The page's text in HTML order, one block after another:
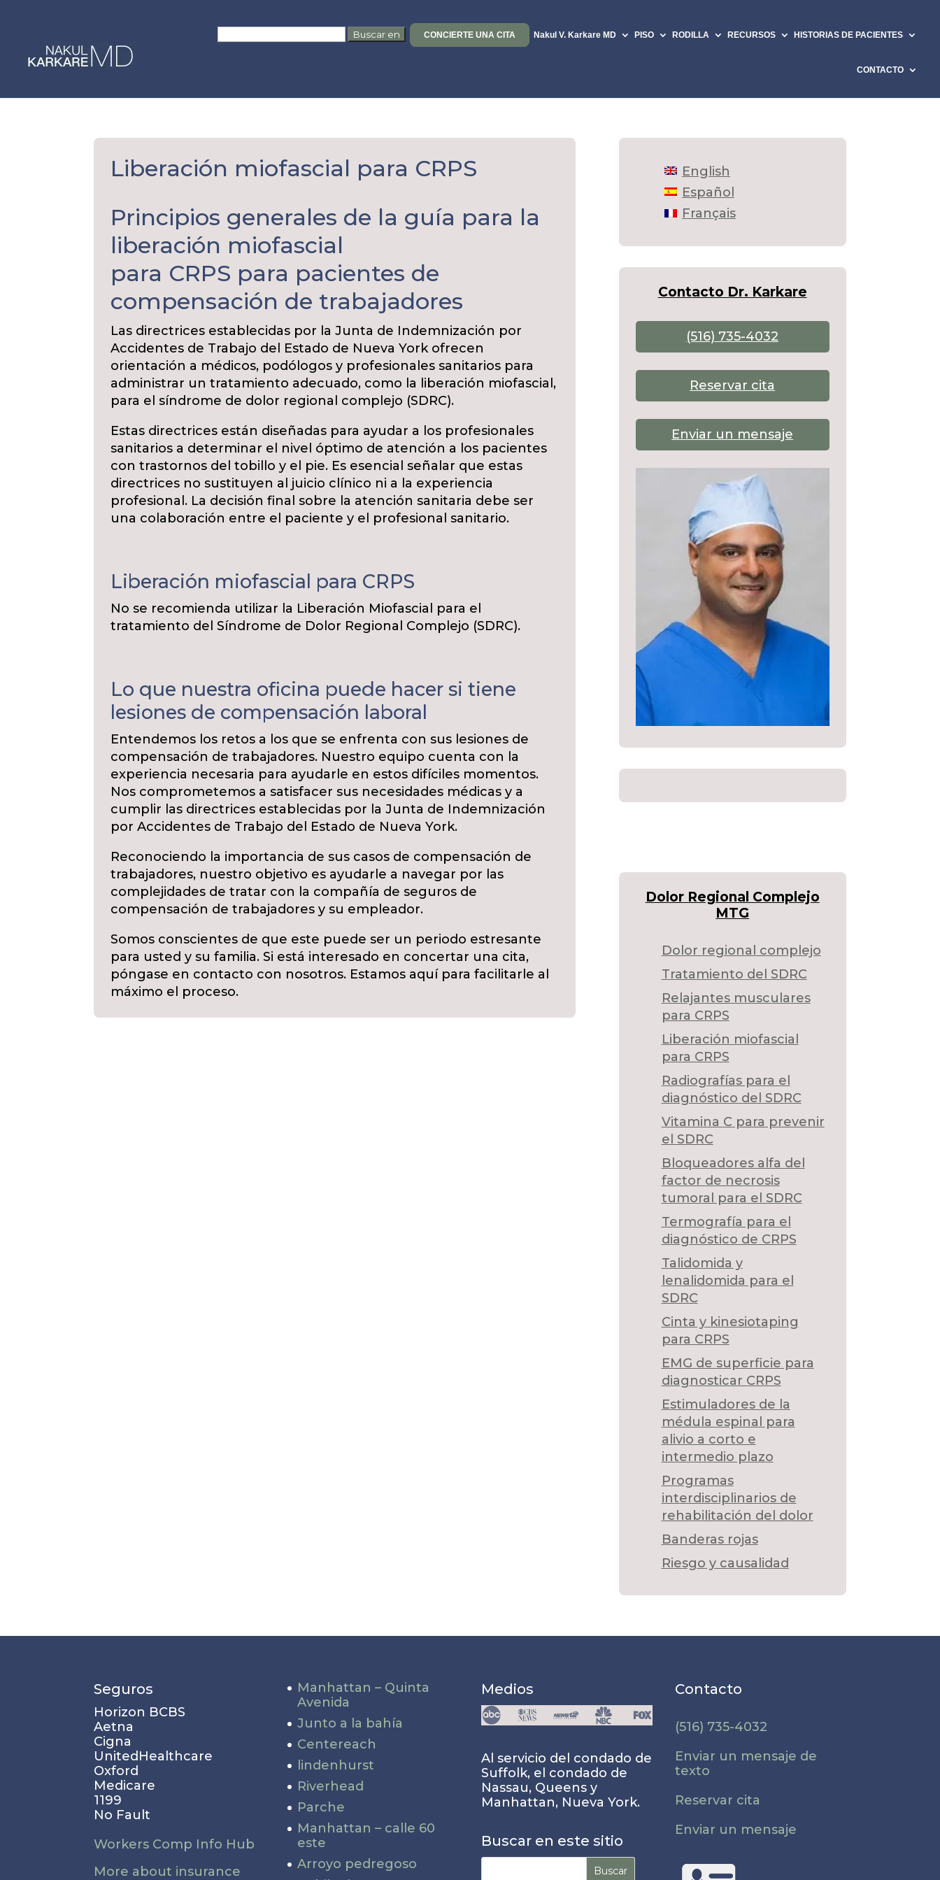
for:
CONCIERTE UNA CITA Nakul V. Karkare MD PISO RODILLA RECURSOS HISTORIAS DE PACIENTES
CONTACTO
Liberación miofascial para CRPS
Principios generales de la guía para la
liberación miofascial
para CRPS para pacientes de
compensación de trabajadores
Las directrices establecidas por la Junta de Indemnización por
Accidentes de Trabajo del Estado de Nueva York ofrecen
orientación a médicos, podólogos y profesionales sanitarios para
administrar un tratamiento adecuado, como la liberación miofascial,
para el síndrome de dolor regional complejo (SDRC).
Estas directrices están diseñadas para ayudar a los profesionales
sanitarios a determinar el nivel óptimo de atención a los pacientes
con trastornos del tobillo y el pie. Es esencial señalar que estas
directrices no sustituyen al juicio clínico ni a la experiencia
profesional. La decisión final sobre la atención sanitaria debe ser
una colaboración entre el paciente y el profesional sanitario.
Liberación miofascial para CRPS
No se recomienda utilizar la Liberación Miofascial para el
tratamiento del Síndrome de Dolor Regional Complejo (SDRC).
Lo que nuestra oficina puede hacer si tiene
lesiones de compensación laboral
Entendemos los retos a los que se enfrenta con sus lesiones de
compensación de trabajadores. Nuestro equipo cuenta con la
experiencia necesaria para ayudarle en estos difíciles momentos.
Nos comprometemos a satisfacer sus necesidades médicas y a
cumplir las directrices establecidas por la Junta de Indemnización
por Accidentes de Trabajo del Estado de Nueva York.
Reconociendo la importancia de sus casos de compensación de
trabajadores, nuestro objetivo es ayudarle a navegar por las
complejidades de tratar con la compañía de seguros de
compensación de trabajadores y su empleador.
Somos conscientes de que este puede ser un periodo estresante
para usted y su familia. Si está interesado en concertar una cita,
póngase en contacto con nosotros. Estamos aquí para facilitarle al
máximo el proceso.
English
Español
Français
Contacto Dr. Karkare
(516) 735-4032
Reservar cita
Enviar un mensaje
Dolor Regional Complejo
MTG
Dolor regional complejo
Tratamiento del SDRC
Relajantes musculares
para CRPS
Liberación miofascial
para CRPS
Radiografías para el
diagnóstico del SDRC
Vitamina C para prevenir
el SDRC
Bloqueadores alfa del
factor de necrosis
tumoral para el SDRC
Termografía para el
diagnóstico de CRPS
Talidomida y
lenalidomida para el
SDRC
Cinta y kinesiotaping
para CRPS
EMG de superficie para
diagnosticar CRPS
Estimuladores de la
médula espinal para
alivio a corto e
intermedio plazo
Programas
interdisciplinarios de
rehabilitación del dolor
Banderas rojas
Riesgo y causalidad
Seguros
Horizon BCBS
Aetna
Cigna
UnitedHealthcare
Oxford
Medicare
1199
No Fault
Workers Comp Info Hub
More about insurance
Manhattan – Quinta
Avenida
Junto a la bahía
Centereach
lindenhurst
Riverhead
Parche
Manhattan – calle 60
este
Arroyo pedregoso
Medios
Al servicio del condado de
Suffolk, el condado de
Nassau, Queens y
Manhattan, Nueva York.
Buscar en este sitio
Buscar:
Contacto
(516) 735-4032
Enviar un mensaje de
texto
Reservar cita
Enviar un mensaje